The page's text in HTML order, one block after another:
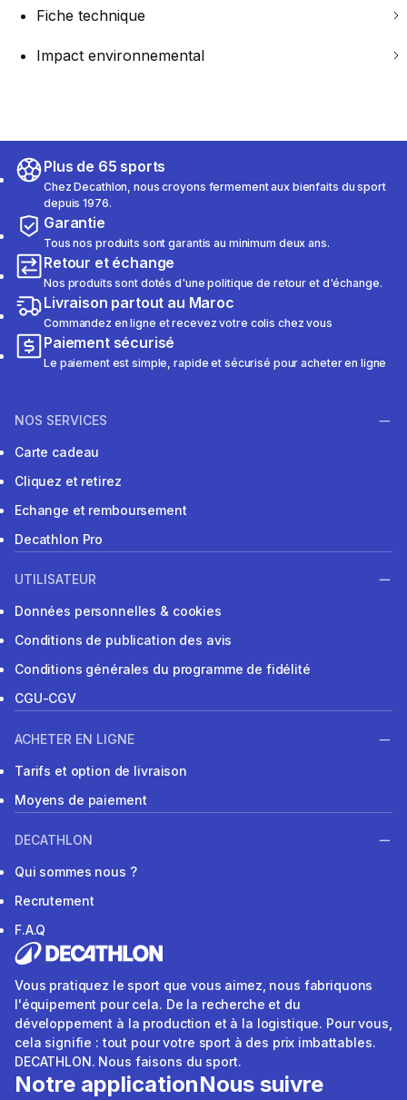
Fiche technique
Impact environnemental
Plus de 65 sports
Chez Decathlon, nous croyons fermement aux bienfaits du sport
depuis 1976.
Garantie
Tous nos produits sont garantis au minimum deux ans.
Retour et échange
Nos produits sont dotés d'une politique de retour et d'échange.
Livraison partout au Maroc
Commandez en ligne et recevez votre colis chez vous
Paiement sécurisé
Le paiement est simple, rapide et sécurisé pour acheter en ligne
NOS SERVICES
Carte cadeau
Cliquez et retirez
Echange et remboursement
Decathlon Pro
UTILISATEUR
Données personnelles & cookies
Conditions de publication des avis
Conditions générales du programme de fidélité
CGU-CGV
ACHETER EN LIGNE
Tarifs et option de livraison
Moyens de paiement
DECATHLON
Qui sommes nous ?
Recrutement
F.A.Q
Vous pratiquez le sport que vous aimez, nous fabriquons
l'équipement pour cela. De la recherche et du
développement à la production et à la logistique. Pour vous,
cela signifie : tout pour votre sport à des prix imbattables.
DECATHLON. Nous faisons du sport.
Notre applicationNous suivre